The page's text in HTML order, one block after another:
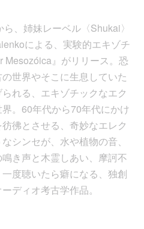
、姉妹レーベル〈Shukai〉
による、実験的エキゾチ
Mesozóica』がリリース。恐
世界やそこに生息していた
れる、エキゾチックなエク
。60年代から70年代にかけ
彿とさせる、奇妙なエレク
シンセが、水や植物の音、
き声と木霊しあい、摩訶不
度聴いたら癖になる、独創
ディオ考古学作品。